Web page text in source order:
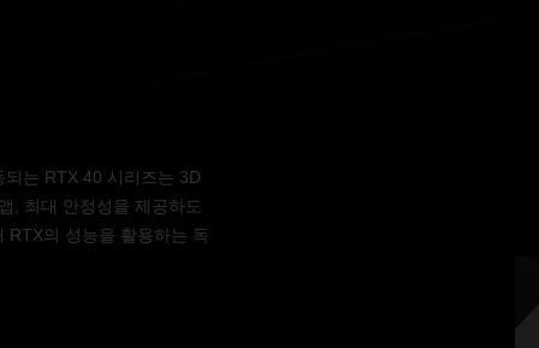
는 RTX 40 시리즈는 3D
, 최대 안정성을 제공하도
RTX의 성능을 활용하는 독